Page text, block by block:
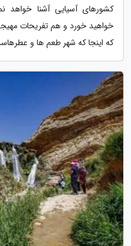
کشورهای آسیایی آشنا خواهد
خواهید خورد و هم تفریحات
که اینجا که شهر طعم ها و